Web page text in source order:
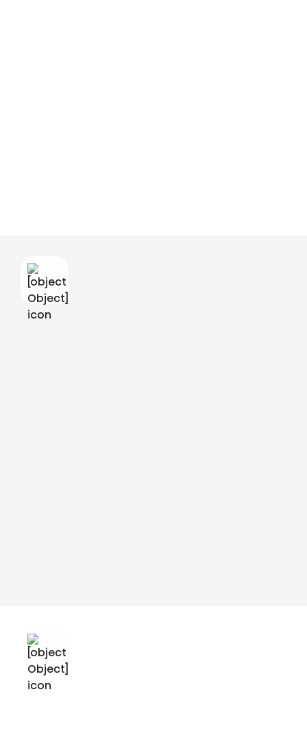
to okno in zamenjate nastavitve tako, da sprejmete funkcionalne piškotke.
to okno in zamenjate nastavitve tako, da sprejmete funkcionalne piškotke.